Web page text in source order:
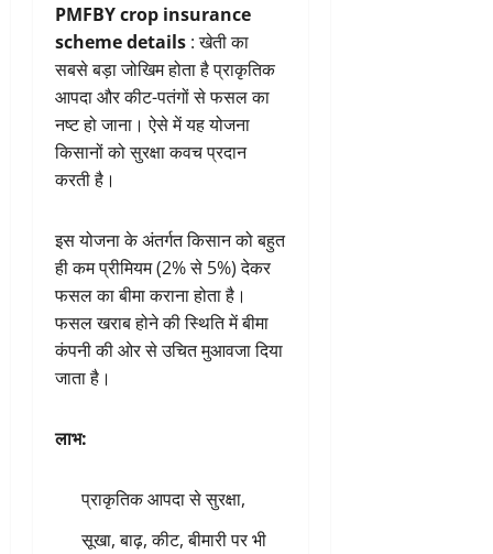
PMFBY crop insurance
scheme details : खेती का
सबसे बड़ा जोखिम होता है प्राकृतिक
आपदा और कीट-पतंगों से फसल का
नष्ट हो जाना। ऐसे में यह योजना
किसानों को सुरक्षा कवच प्रदान
करती है।
इस योजना के अंतर्गत किसान को बहुत
ही कम प्रीमियम (2% से 5%) देकर
फसल का बीमा कराना होता है।
फसल खराब होने की स्थिति में बीमा
कंपनी की ओर से उचित मुआवजा दिया
जाता है।
लाभ:
प्राकृतिक आपदा से सुरक्षा,
सूखा, बाढ़, कीट, बीमारी पर भी